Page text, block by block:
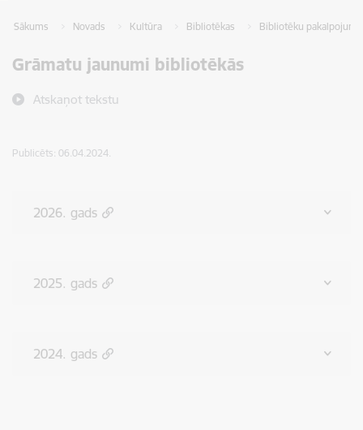
Sākums Novads Kultūra Bibliotēkas Bibliotēku pakalpojumi
Grāmatu jaunumi bibliotēkās
Atskaņot tekstu
Publicēts: 06.04.2024.
2026. gads
2025. gads
2024. gads